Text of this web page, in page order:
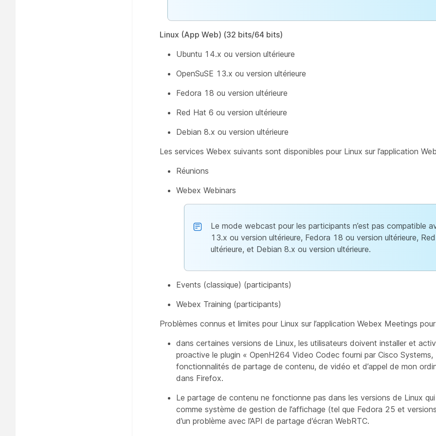
Linux (App Web) (32 bits/64 bits)
Ubuntu 14.x ou version ultérieure
OpenSuSE 13.x ou version ultérieure
Fedora 18 ou version ultérieure
Red Hat 6 ou version ultérieure
Debian 8.x ou version ultérieure
Les services Webex suivants sont disponibles pour Linux sur l’application
Réunions
Webex Webinars
Le mode webcast pour les participants n’est pas compatible
13.x ou version ultérieure, Fedora 18 ou version ultérieure,
ultérieure, et Debian 8.x ou version ultérieure.
Events (classique) (participants)
Webex Training (participants)
Problèmes connus et limites pour Linux sur l’application Webex Meetings
dans certaines versions de Linux, les utilisateurs doivent installer et
proactive le plugin « OpenH264 Video Codec fourni par Cisco Systems,
fonctionnalités de partage de contenu, de vidéo et d’appel de mon
dans Firefox.
Le partage de contenu ne fonctionne pas dans les versions de Linux
comme système de gestion de l’affichage (tel que Fedora 25 et
d’un problème avec l’API de partage d’écran WebRTC.